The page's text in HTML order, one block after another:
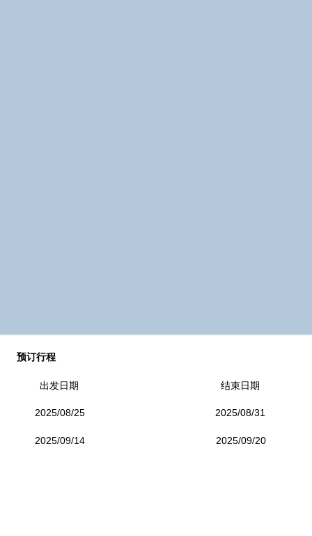
​预订行程
出发日期 ​结束日期
2025/08/25 2025/08/31
2025/09/14 2025/09/20